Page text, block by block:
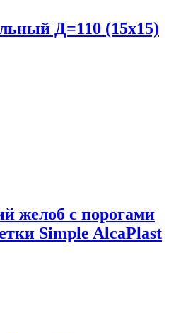
Д=110 (15х15)
желоб с порогами
Simple AlcaPlast